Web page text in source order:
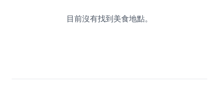
目前沒有找到美食地點。